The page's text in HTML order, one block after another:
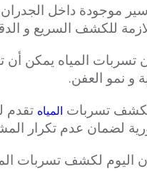
موجودة داخل
للكشف السريع و
تسربات المياه يمكن أن
و نمو العفن.
لكشف تسربات المياه تقدم
لضمان عدم تكرار
اليوم لكشف تسربات